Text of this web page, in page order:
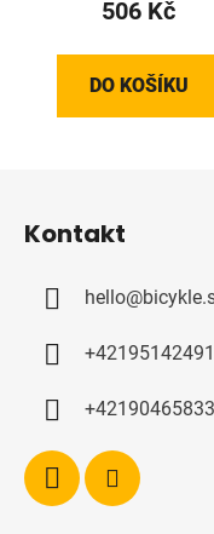
506 Kč
DO KOŠÍKU
Kontakt
hello@